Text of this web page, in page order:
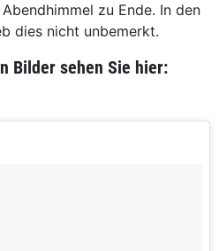
zu Ende. In den
dies nicht unbemerkt.
Bilder sehen Sie hier: